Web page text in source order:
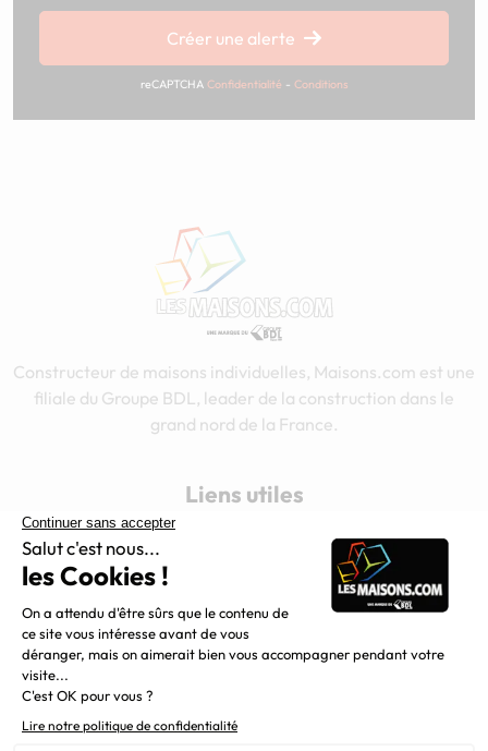
Créer une alerte
reCAPTCHA Confidentialité - Conditions
Constructeur de maisons individuelles, Maisons.com est une
filiale du Groupe BDL, leader de la construction dans le
grand nord de la France.
Liens utiles
Mentions légales
Plan du site